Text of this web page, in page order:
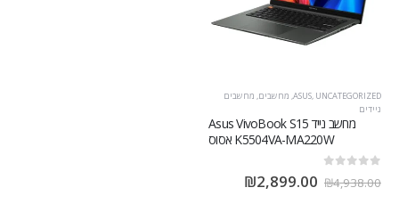
ASUS, UNCATEGORIZED
, מחשבים, מחשבים
ניידים
מחשב נייד Asus VivoBook S15
K5504VA-MA220W אסוס
₪4,938.00
₪2,899.00